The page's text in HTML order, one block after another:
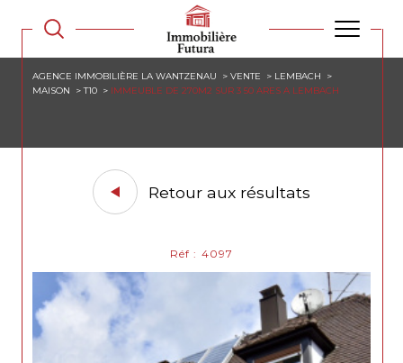
AGENCE IMMOBILIÈRE LA WANTZENAU VENTE
LEMBACH
MAISON
T10 IMMEUBLE DE 270M2 SUR 3 50 ARES A LEMBACH
Retour aux résultats
Réf : 4097